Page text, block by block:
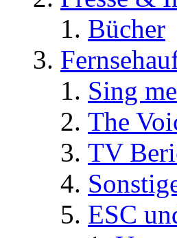
Bücher
Sing
The
TV
ESC